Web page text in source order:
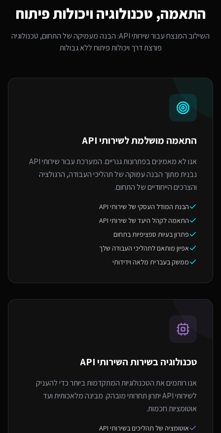
התאמה, טכנולוגיה ויכולות פיתוח
השילוב המנצח עבורשירותי API
: הבנה מעמיקה של התחום, טכנולוגיה
פורצת דרך ויכולות פיתוח ללא גבולות
התאמה מושלמת לשירותי API
אנו לא מאמינים בפתרונות גנריים. המערכת עבור שירותי API
נבנית מתוך הבנה עמוקה של תהליכי העבודה, הרגולציה
והצרכים הייחודיים של התחום.
הבנת המודל העסקי של שירותי API
התאמה לקהל היעד של שירותי API
פתרון בעיות ספציפיות בתחום
אפיון מותאם לתהליכי העבודה שלך
ממשק בעברית מלאה וידידותי
טכנולוגיה בשירות השירותי API
אנו רותמים את הטכנולוגיות המתקדמות ביותר כדי להעניק
לשירותי API יתרון תחרותי מובהק. מבינה מלאכותית ועד
אוטומציות חכמות.
אוטומציה של תהליכים בשירותי API